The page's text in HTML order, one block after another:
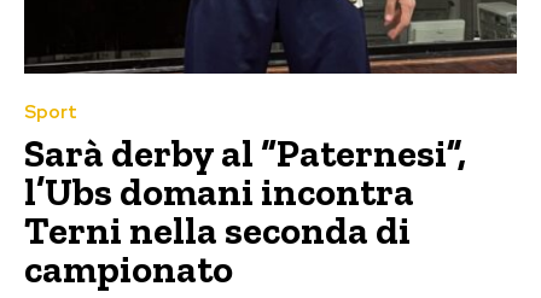
Sport
Sarà derby al “Paternesi”,
l’Ubs domani incontra
Terni nella seconda di
campionato